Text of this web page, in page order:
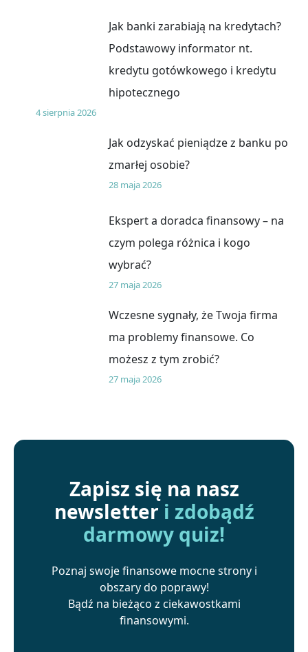
Jak banki zarabiają na kredytach?
Podstawowy informator nt.
kredytu gotówkowego i kredytu
hipotecznego
4 sierpnia 2026
Jak odzyskać pieniądze z banku po
zmarłej osobie?
28 maja 2026
Ekspert a doradca finansowy – na
czym polega różnica i kogo
wybrać?
27 maja 2026
Wczesne sygnały, że Twoja firma
ma problemy finansowe. Co
możesz z tym zrobić?
27 maja 2026
Zapisz się na nasz
newsletter i zdobądź
darmowy quiz!
Poznaj swoje finansowe mocne strony i
obszary do poprawy!
Bądź na bieżąco z ciekawostkami
finansowymi.